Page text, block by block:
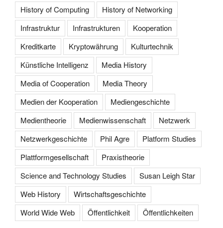
History of Computing
History of Networking
Infrastruktur
Infrastrukturen
Kooperation
Kreditkarte
Kryptowährung
Kulturtechnik
Künstliche Intelligenz
Media History
Media of Cooperation
Media Theory
Medien der Kooperation
Mediengeschichte
Medientheorie
Medienwissenschaft
Netzwerk
Netzwerkgeschichte
Phil Agre
Platform Studies
Plattformgesellschaft
Praxistheorie
Science and Technology Studies
Susan Leigh Star
Web History
Wirtschaftsgeschichte
World Wide Web
Öffentlichkeit Öffentlichkeiten